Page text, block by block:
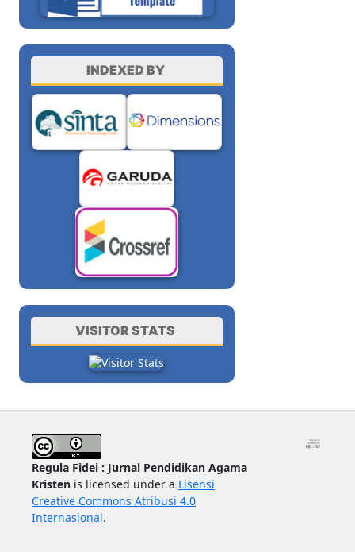
INDEXED BY
VISITOR STATS
Regula Fidei : Jurnal Pendidikan Agama
Kristen is licensed under a Lisensi
Creative Commons Atribusi 4.0
Internasional.